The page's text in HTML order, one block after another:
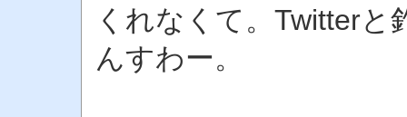
くれなくて。Twitter
んすわー。